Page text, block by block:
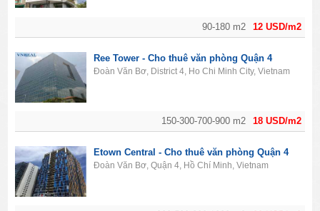
12 USD/m2
90-180 m2
18 USD/m2
150-300-700-900 m2
Ree Tower - Cho thuê văn phòng Quận 4
Đoàn Văn Bơ, District 4, Ho Chi Minh City, Vietnam
Etown Central - Cho thuê văn phòng Quận 4
Đoàn Văn Bơ, Quận 4, Hồ Chí Minh, Vietnam